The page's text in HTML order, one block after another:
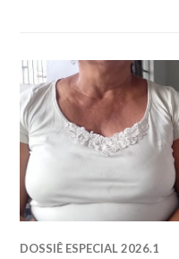
DOSSIÊ ESPECIAL 2026.1